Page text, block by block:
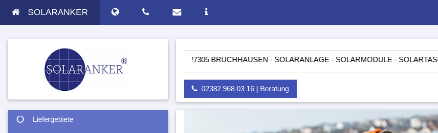
SOLARANKER
Liefergebiete
ANLAGE AUF WUNSCH MIT MONTAGE IN 27305 BRUCHHAUSEN - SOLARANLAGE - SOLARMODULE - SOLARTASCHEN -
02382 968 03 16 | Beratung